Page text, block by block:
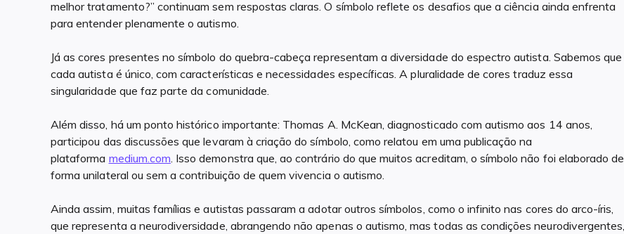
melhor tratamento?” continuam sem respostas claras. O símbolo reflete os desafios que a ciência ainda enfrenta
para entender plenamente o autismo.
Já as cores presentes no símbolo do quebra-cabeça representam a diversidade do espectro autista. Sabemos que
cada autista é único, com características e necessidades específicas. A pluralidade de cores traduz essa
singularidade que faz parte da comunidade.
Além disso, há um ponto histórico importante: Thomas A. McKean, diagnosticado com autismo aos 14 anos,
participou das discussões que levaram à criação do símbolo, como relatou em uma publicação na
plataforma medium.com . Isso demonstra que, ao contrário do que muitos acreditam, o símbolo não foi elaborado de
forma unilateral ou sem a contribuição de quem vivencia o autismo.
Ainda assim, muitas famílias e autistas passaram a adotar outros símbolos, como o infinito nas cores do arco-íris,
que representa a neurodiversidade, abrangendo não apenas o autismo, mas todas as condições neurodivergentes,